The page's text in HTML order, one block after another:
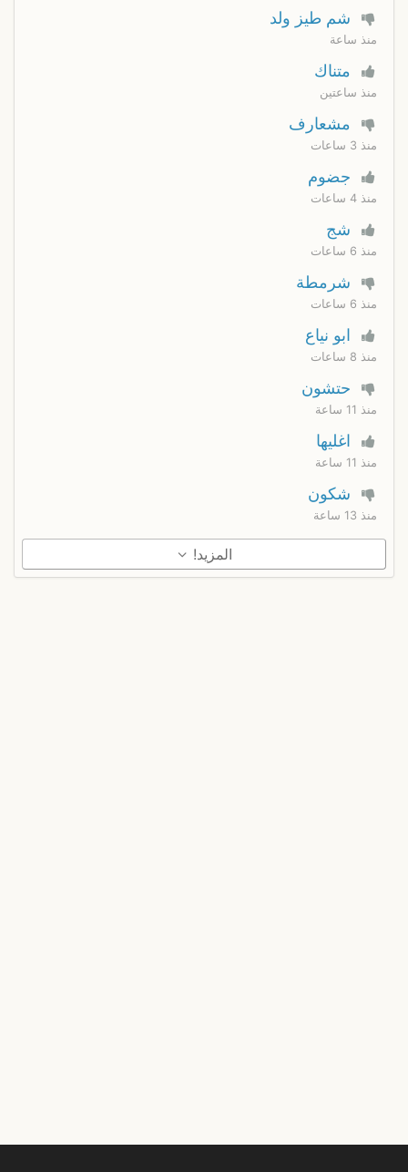
شم طيز ولد
منذ ساعة
متناك
منذ ساعتين
مشعارف
منذ 3 ساعات
جضوم
منذ 4 ساعات
شج
منذ 6 ساعات
شرمطة
منذ 6 ساعات
ابو نياع
منذ 8 ساعات
حتشون
منذ 11 ساعة
اغليها
منذ 11 ساعة
شكون
منذ 13 ساعة
المزيد!